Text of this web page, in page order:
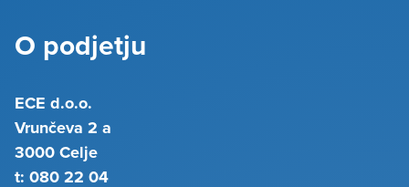
O podjetju
ECE d.o.o.
Vrunčeva 2 a
3000 Celje
t: 080 22 04